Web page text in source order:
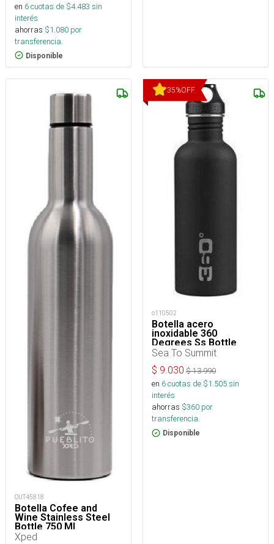
en 6cuotas de $4.483 sin
interés
ahorras $1.080 por
transferencia.
Disponible
OUT45818
Botella Cofee and
Wine Stainless Steel
Bottle 750 Ml
Xped
35%OFF
o110502
Botella acero
inoxidable 360
Degrees Ss Bottle
750ml Matted
Sea To Summit
$ 9.030 $13.990
en 6cuotas de $1.505sin
interés
ahorras $360 por
transferencia.
Disponible